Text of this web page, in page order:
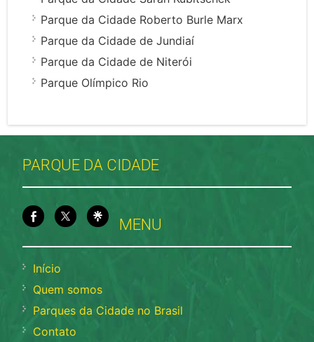
Parque da Cidade Roberto Burle Marx
Parque da Cidade de Jundiaí
Parque da Cidade de Niterói
Parque Olímpico Rio
PARQUE DA CIDADE
MENU
Início
Quem somos
Parques da Cidade no Brasil
Contato